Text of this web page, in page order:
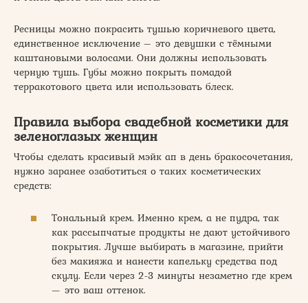
Ресницы можно покрасить тушью коричневого цвета,
единственное исключение – это девушки с тёмными
каштановыми волосами. Они должны использовать
черную тушь. Губы можно покрыть помадой
терракотового цвета или использовать блеск.
Правила выбора свадебной косметики для
зеленоглазых женщин
Чтобы сделать красивый мэйк ап в день бракосочетания,
нужно заранее озаботиться о таких косметических
средств:
Тональный крем. Именно крем, а не пудра, так
как рассыпчатые продукты не дают устойчивого
покрытия. Лучше выбирать в магазине, прийти
без макияжа и нанести капельку средства под
скулу. Если через 2-3 минуты незаметно где крем
— это ваш оттенок.